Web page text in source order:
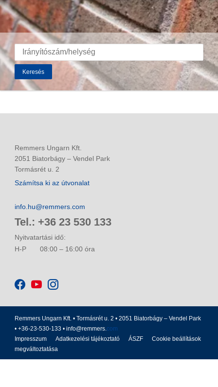
Keresés
Remmers Ungarn Kft.
2051 Biatorbágy – Vendel Park
Tormásrét u. 2
Számítsa ki az útvonalat
info.hu@remmers.com
Tel.: +36 23 530 133
Nyitvatartási idő:
H-P
08:00 – 16:00 óra
Remmers Ungarn Kft. • Tormásrét u. 2 • 2051 Biatorbágy – Vendel Park
• +36-23-530-133 • info@remmers.com
Impresszum
Adatkezelési tájékoztató ÁSZF
Cookie beállítások
megváltoztatása